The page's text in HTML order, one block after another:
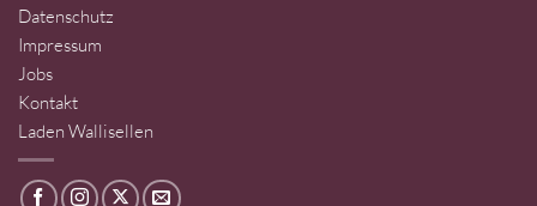
Datenschutz
Impressum
Jobs
Kontakt
Laden Wallisellen